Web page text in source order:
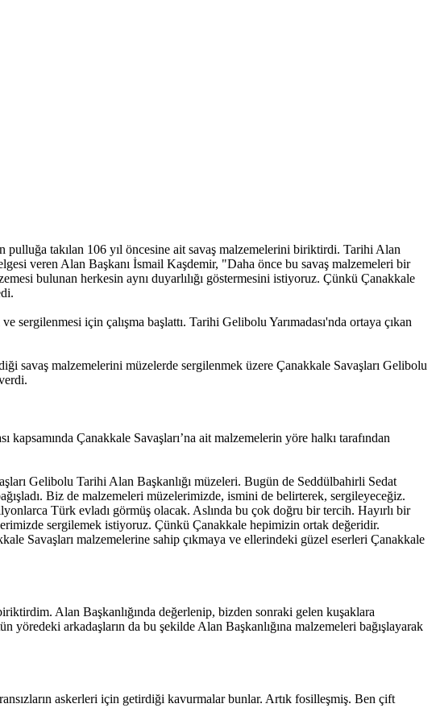
pulluğa takılan 106 yıl öncesine ait savaş malzemelerini biriktirdi. Tarihi Alan
veren Alan Başkanı İsmail Kaşdemir, "Daha önce bu savaş malzemeleri bir
bulunan herkesin aynı duyarlılığı göstermesini istiyoruz. Çünkü Çanakkale
için çalışma başlattı. Tarihi Gelibolu Yarımadası'nda ortaya çıkan
savaş malzemelerini müzelerde sergilenmek üzere Çanakkale Savaşları Gelibolu
verdi.
kapsamında Çanakkale Savaşları’na ait malzemelerin yöre halkı tarafından
Gelibolu Tarihi Alan Başkanlığı müzeleri. Bugün de Seddülbahirli Sedat
Biz de malzemeleri müzelerimizde, ismini de belirterek, sergileyeceğiz.
Türk evladı görmüş olacak. Aslında bu çok doğru bir tercih. Hayırlı bir
sergilemek istiyoruz. Çünkü Çanakkale hepimizin ortak değeridir.
Savaşları malzemelerine sahip çıkmaya ve ellerindeki güzel eserleri Çanakkale
Alan Başkanlığında değerlenip, bizden sonraki gelen kuşaklara
arkadaşların da bu şekilde Alan Başkanlığına malzemeleri bağışlayarak
askerleri için getirdiği kavurmalar bunlar. Artık fosilleşmiş. Ben çift